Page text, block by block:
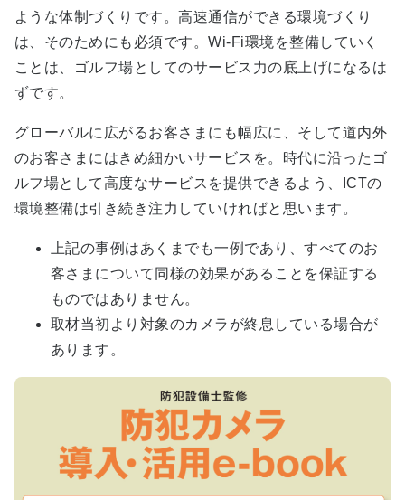
ような体制づくりです。高速通信ができる環境づくり
は、そのためにも必須です。Wi-Fi環境を整備していく
ことは、ゴルフ場としてのサービス力の底上げになるは
ずです。
グローバルに広がるお客さまにも幅広に、そして道内外
のお客さまにはきめ細かいサービスを。時代に沿ったゴ
ルフ場として高度なサービスを提供できるよう、ICTの
環境整備は引き続き注力していければと思います。
上記の事例はあくまでも一例であり、すべてのお
客さまについて同様の効果があることを保証する
ものではありません。
取材当初より対象のカメラが終息している場合が
あります。